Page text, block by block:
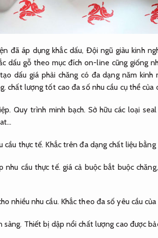
đã áp dụng khắc dấu, Đội ngũ giàu kinh
dấu gỗ theo mục đích on-line cũng giống
dấu giá phải chăng có đa dạng năm kinh
chất lượng tốt cao đa số nhu cầu cụ thể của
Quy trình minh bạch. Sở hữu các loại
cầu thực tế. Khắc trên đa dạng chất liệu
nhu cầu thực tế. giá cả buộc bắt buộc chăng,
nhiều nhu cầu.Khắc theo đa số yêu cầu của
sàng. Thiết bị dập nổi chất lượng cao được